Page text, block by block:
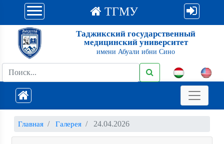
ТГМУ
Таджикский государственный
медицинский университет
имени Абуали ибни Сино
Главная Галерея 24.04.2026